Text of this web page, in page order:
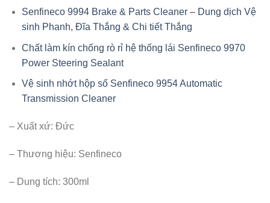
Senfineco 9994 Brake & Parts Cleaner – Dung dịch Vệ
sinh Phanh, Đĩa Thắng & Chi tiết Thắng
Chất làm kín chống rò rỉ hệ thống lái Senfineco 9970
Power Steering Sealant
Vệ sinh nhớt hộp số Senfineco 9954 Automatic
Transmission Cleaner
– Xuất xứ: Đức
– Thương hiệu: Senfineco
– Dung tích: 300ml